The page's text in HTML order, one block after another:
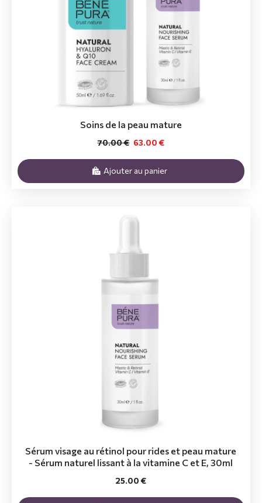
Soins de la peau mature
63.00 €
70.00 €
Ajouter au panier
Sérum visage au rétinol pour rides et peau mature
- Sérum naturel lissant à la vitamine C et E, 30ml
25.00 €